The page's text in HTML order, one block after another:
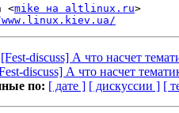
<mike на altlinux.ru>
[Fest-discuss] А что насчет
discuss] А что насчет
по: [ дате ] [ дискуссии ] [